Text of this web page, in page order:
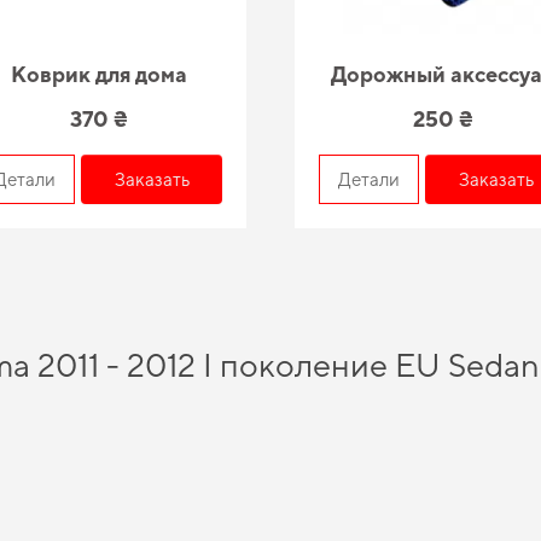
Коврик для дома
370 ₴
Заказать
Дорожный
250 ₴
Детали Заказать
2011 - 2012 I поколение EU
предназначенные для